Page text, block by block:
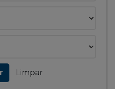
Limpar